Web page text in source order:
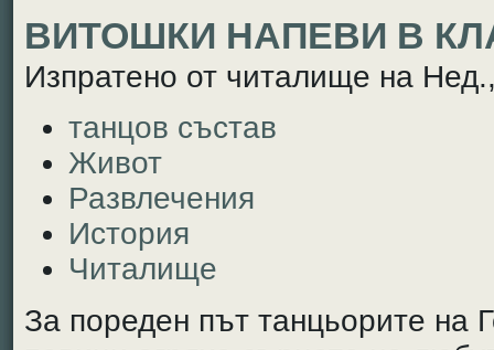
ВИТОШКИ НАПЕВИ В
Изпратено от читалище на
танцов състав
Живот
Развлечения
История
Читалище
За пореден път танцьорите на